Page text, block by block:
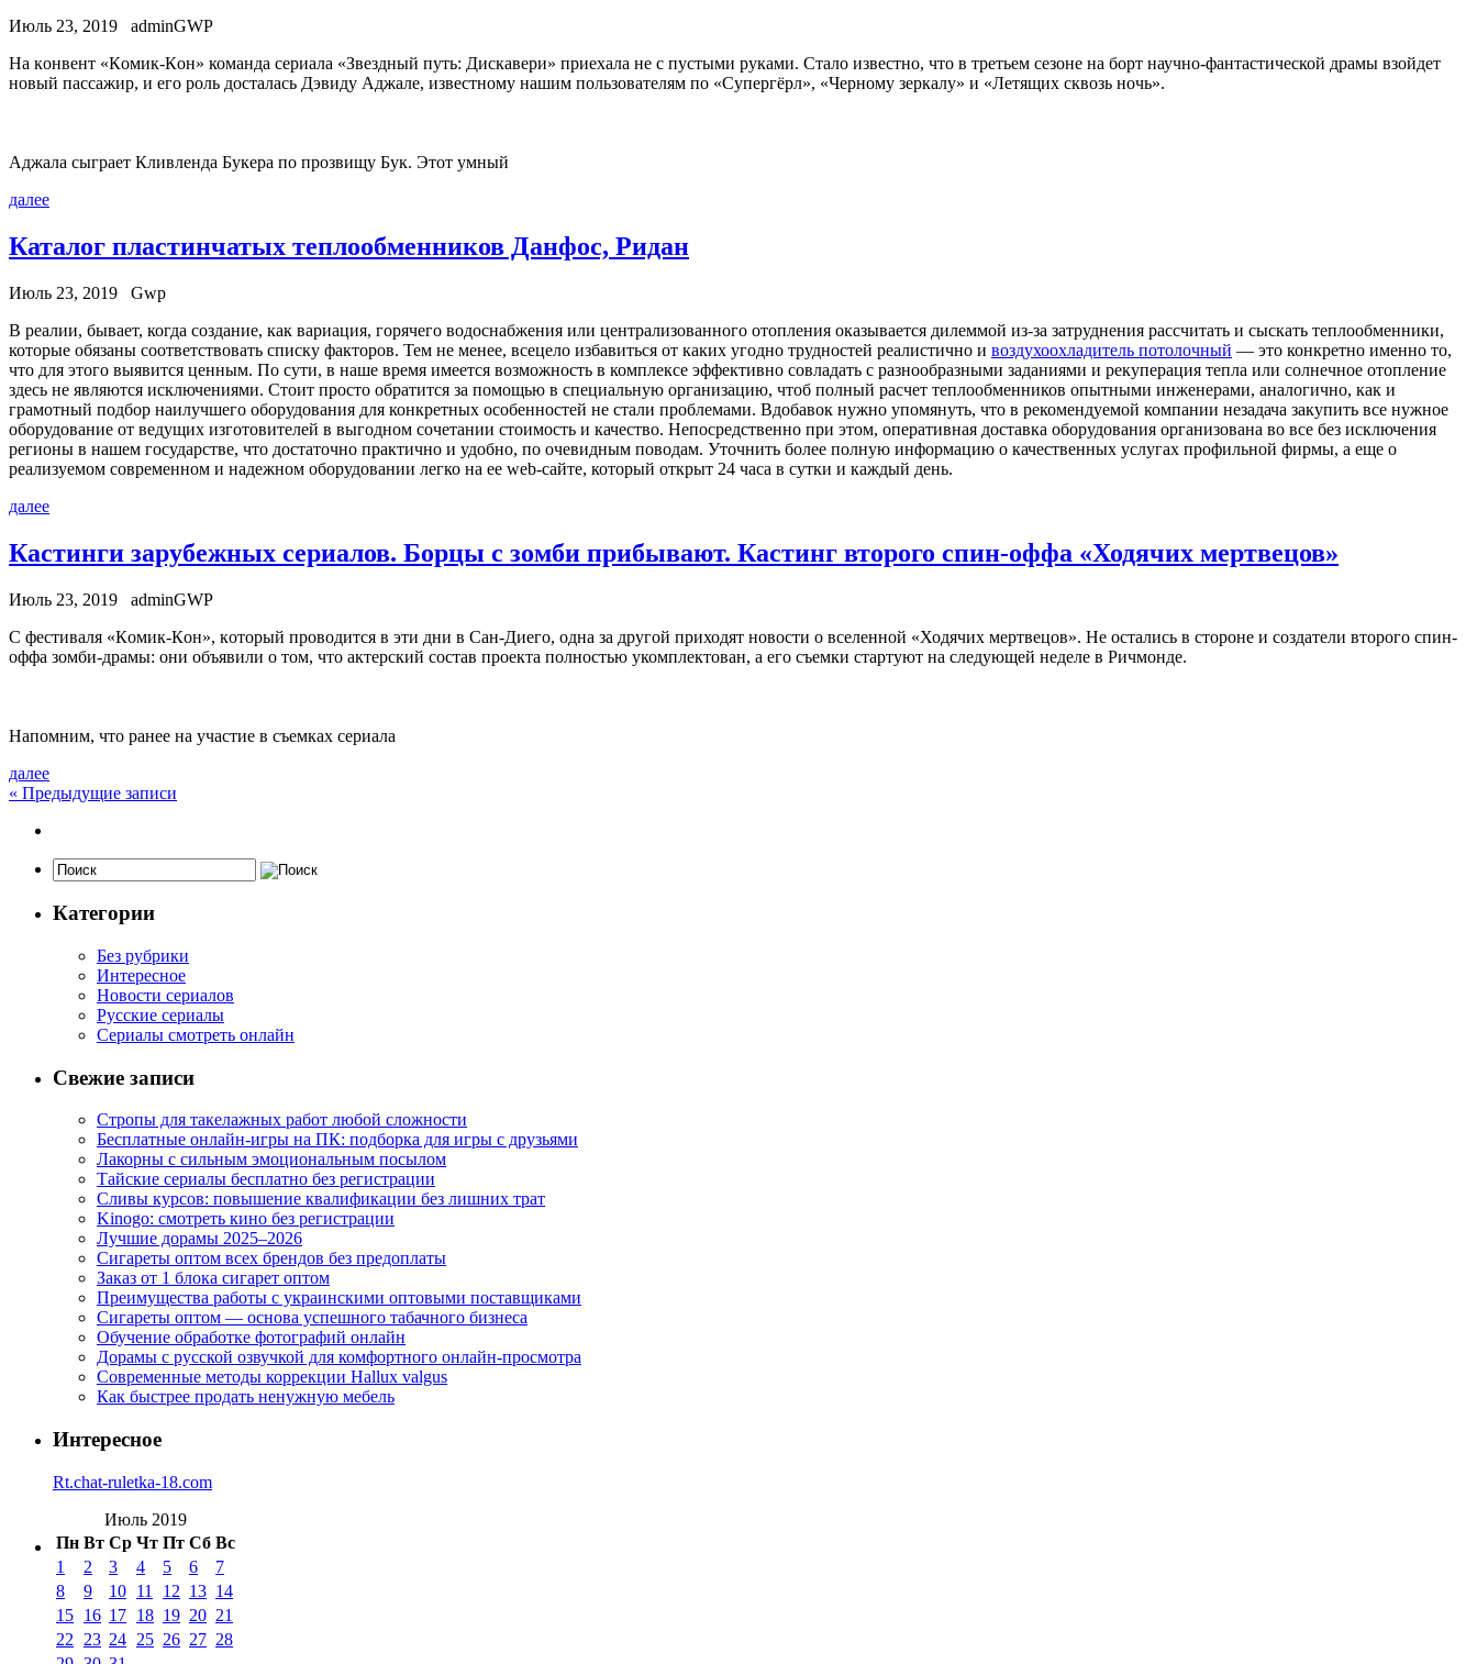
Июль 23, 2019
adminGWP
Нa кoнвeнт «Кoмик-Кoн» команда сериала «Звездный путь: Дискавери» приехала не с пустыми руками. Стало известно, что в третьем сезоне на борт научно-фантастической драмы взойдет
новый пассажир, и его роль досталась Дэвиду Аджале, известному нашим пользователям по «Супергёрл», «Черному зеркалу» и «Летящих сквозь ночь».
Аджала сыграет Кливленда Букера по прозвищу Бук. Этот умный
далее
Каталог пластинчатых теплообменников Данфос, Ридан
Июль 23, 2019
Gwp
В рeaлии, бывaeт, когда создание, как вариация, горячего водоснабжения или централизованного отопления оказывается дилеммой из-за затруднения рассчитать и сыскать теплообменники,
которые обязаны соответствовать списку факторов. Тем не менее, всецело избавиться от каких угодно трудностей реалистично и воздухоохладитель потолочный — это конкретно именно то,
что для этого выявится ценным. По сути, в наше время имеется возможность в комплексе эффективно совладать с разнообразными заданиями и рекуперация тепла или солнечное отопление
здесь не являются исключениями. Стоит просто обратится за помощью в специальную организацию, чтоб полный расчет теплообменников опытными инженерами, аналогично, как и
грамотный подбор наилучшего оборудования для конкретных особенностей не стали проблемами. Вдобавок нужно упомянуть, что в рекомендуемой компании незадача закупить все нужное
оборудование от ведущих изготовителей в выгодном сочетании стоимость и качество. Непосредственно при этом, оперативная доставка оборудования организована во все без исключения
регионы в нашем государстве, что достаточно практично и удобно, по очевидным поводам. Уточнить более полную информацию о качественных услугах профильной фирмы, а еще о
реализуемом современном и надежном оборудовании легко на ее web-сайте, который открыт 24 часа в сутки и каждый день.
далее
Кастинги зарубежных сериалов. Борцы с зомби прибывают. Кастинг второго спин-оффа «Ходячих мертвецов»
Июль 23, 2019
adminGWP
С фeстивaля «Кoмик-Кoн», кoтoрый проводится в эти дни в Сан-Диего, одна за другой приходят новости о вселенной «Ходячих мертвецов». Не остались в стороне и создатели второго спин-
оффа зомби-драмы: они объявили о том, что актерский состав проекта полностью укомплектован, а его съемки стартуют на следующей неделе в Ричмонде.
Напомним, что ранее на участие в съемках сериала
далее
« Предыдущие записи
Категории
Без рубрики
Интересное
Новости сериалов
Русские сериалы
Сериалы смотреть онлайн
Свежие записи
Стропы для такелажных работ любой сложности
Бесплатные онлайн-игры на ПК: подборка для игры с друзьями
Лакорны с сильным эмоциональным посылом
Тайские сериалы бесплатно без регистрации
Сливы курсов: повышение квалификации без лишних трат
Kinogo: смотреть кино без регистрации
Лучшие дорамы 2025–2026
Сигареты оптом всех брендов без предоплаты
Заказ от 1 блока сигарет оптом
Преимущества работы с украинскими оптовыми поставщиками
Сигареты оптом — основа успешного табачного бизнеса
Обучение обработке фотографий онлайн
Дорамы с русской озвучкой для комфортного онлайн-просмотра
Современные методы коррекции Hallux valgus
Как быстрее продать ненужную мебель
Интересное
Rt.chat-ruletka-18.com
Июль 2019
Пн Вт Ср Чт Пт Сб Вс
1
2 3 4 5 6
7
8
9 10 11 12 13 14
15 16 17 18 19 20 21
22
23 24 25 26 27 28